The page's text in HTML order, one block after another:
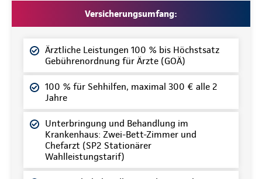
Versicherungsumfang:
Ärztliche Leistungen 100 % bis Höchstsatz
Gebührenordnung für Ärzte (GOÄ)
100 % für Sehhilfen, maximal 300 € alle 2
Jahre
Unterbringung und Behandlung im
Krankenhaus: Zwei-Bett-Zimmer und
Chefarzt (SP2 Stationärer
Wahlleistungstarif)